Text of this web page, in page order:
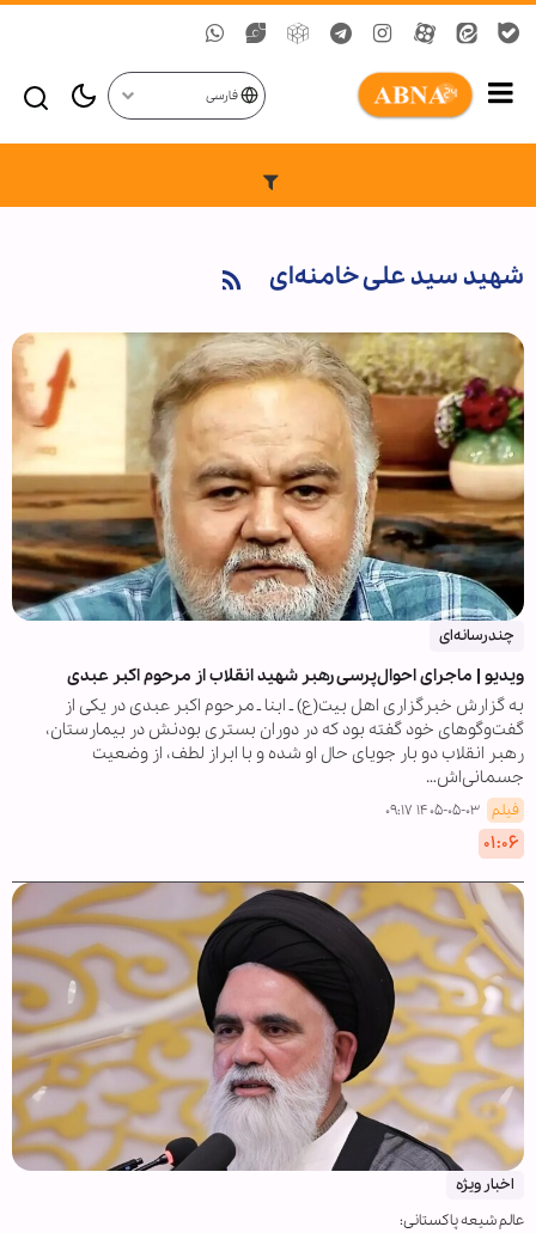
فارسی
شهید سید علی خامنه‌ای
چندرسانه‌ای
ویدیو | ماجرای احوال‌پرسی رهبر شهید انقلاب از مرحوم اکبر عبدی
به گزارش خبرگزاری اهل بیت(ع) ـ ابنا ـ مرحوم اکبر عبدی در یکی از
گفت‌وگوهای خود گفته بود که در دوران بستری بودنش در بیمارستان،
رهبر انقلاب دو بار جویای حال او شده و با ابراز لطف، از وضعیت
جسمانی‌اش…
فیلم ۱۴۰۵-۰۵-۰۳ ۰۹:۱۷
۰۱:۰۶
اخبار ویژه
عالم شیعه پاکستانی: